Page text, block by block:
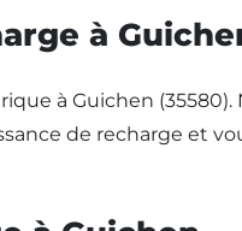
à
à Guichen
de recharge et